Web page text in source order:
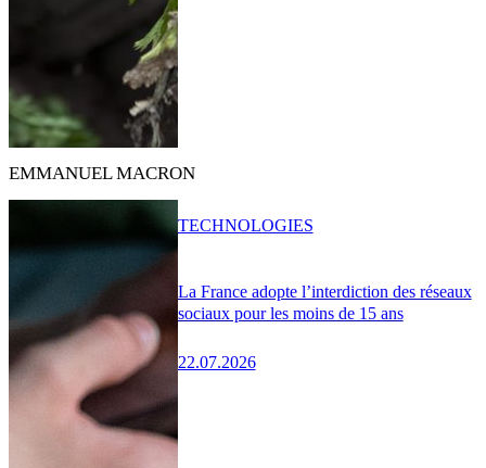
EMMANUEL MACRON
La France adopte l’interdiction des réseaux
sociaux pour les moins de 15 ans
22.07.2026
TECHNOLOGIES